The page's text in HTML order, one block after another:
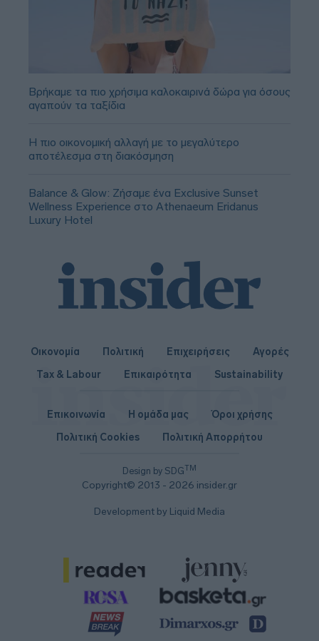
Βρήκαμε τα πιο χρήσιμα καλοκαιρινά δώρα για όσους
αγαπούν τα ταξίδια
Η πιο οικονομική αλλαγή με το μεγαλύτερο
αποτέλεσμα στη διακόσμηση
Balance & Glow: Ζήσαμε ένα Exclusive Sunset
Wellness Experience στο Athenaeum Eridanus
Luxury Hotel
Οικονομία Πολιτική Επιχειρήσεις
Αγορές
Tax & Labour
Επικαιρότητα Sustainability
Design by SDGTM
Copyright© 2013 - 2026 insider.gr
Επικοινωνία Η ομάδα μας
Όροι χρήσης
Πολιτική Cookies
Πολιτική Απορρήτου
Development by Liquid Media